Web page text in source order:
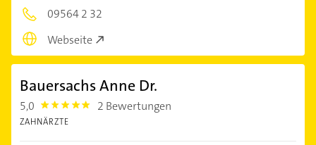
09564 2 32
Webseite
Bauersachs Anne Dr.
5,0 5.0 2 Bewertungen
ZAHNÄRZTE